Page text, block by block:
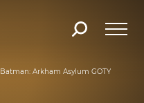
Batman: Arkham Asylum GOTY